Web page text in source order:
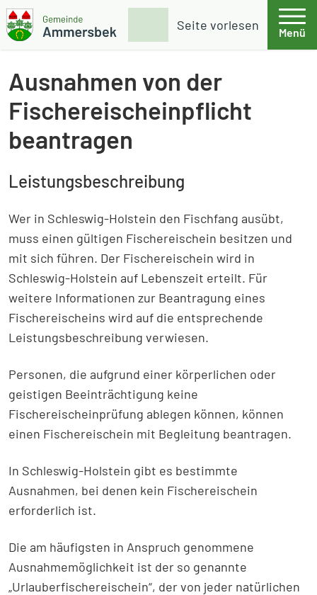
Weiter zum Inhalt
Skip to footer
Seite vorlesen
Suche
Menü
Ausnahmen von der
Fischereischeinpflicht
beantragen
Leistungsbeschreibung
Wer in Schleswig-Holstein den Fischfang ausübt,
muss einen gültigen Fischereischein besitzen und
mit sich führen. Der Fischereischein wird in
Schleswig-Holstein auf Lebenszeit erteilt. Für
weitere Informationen zur Beantragung eines
Fischereischeins wird auf die entsprechende
Leistungsbeschreibung verwiesen.
Personen, die aufgrund einer körperlichen oder
geistigen Beeinträchtigung keine
Fischereischeinprüfung ablegen können, können
einen Fischereischein mit Begleitung beantragen.
In Schleswig-Holstein gibt es bestimmte
Ausnahmen, bei denen kein Fischereischein
erforderlich ist.
Die am häufigsten in Anspruch genommene
Ausnahmemöglichkeit ist der so genannte
„Urlauberfischereischein“, der von jeder natürlichen